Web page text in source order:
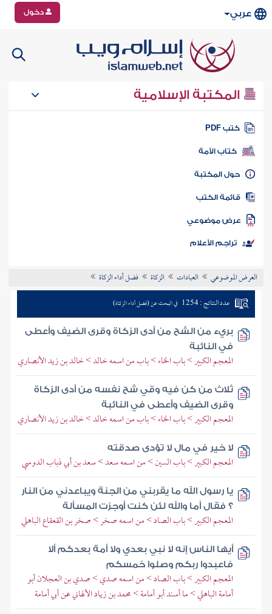
عربي دخول
المكتبة الإسلامية
كتب PDF
كتاب الأمة
المكتبة
الكتب
موضوعي
تراجم الأعلام
العرض الموضوعي العبادات الزكاة فضل أداء الزكاة
عدد النتائج : 1254 في البحث عن (فضل أداء الزكاة)
بريء من الشح من أدى الزكاة وقرى الضيف وأعطى
في النائبة
المعجم الكبير > باب الخاء > باب من اسمه خالد > خالد بن زيد الأنصاري
ثلاث من كن فيه وقي شح نفسه من أدى الزكاة
وقرى الضيف وأعطى في النائبة
المعجم الكبير > باب الخاء > باب من اسمه خالد > خالد بن زيد الأنصاري
لا خير في مال لا تؤدى صدقته
المعجم الكبير > باب السين > من اسمه سعد > سعد بن أبي ذباب الدوسي
يا رسول الله ما يقربني من الجنة ويباعدني من النار
؟ فقال أما والله لئن كنت أوجزت المسألة
المعجم الكبير > باب الصاد > من اسمه صخر > صخر بن القعقاع الباهلي
أيها الناس إنه لا نبي بعدي ولا أمة بعدكم ألا
فاعبدوا ربكم وصلوا خمسكم
المعجم الكبير > باب الصاد > من اسمه صدي > صدي بن العجلان أبو
أمامة الباهلي > ما أسند أبو أمامة > محمد بن زياد الألهاني عن أبي أمامة